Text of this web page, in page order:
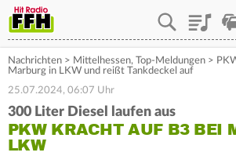
Playlist
Nachrichten > Mittelhessen, Top-Meldungen >
Marburg in LKW und reißt Tankdeckel auf
25.07.2024, 06:07 Uhr
300 Liter Diesel laufen aus
PKW KRACHT AUF B3 BEI
LKW